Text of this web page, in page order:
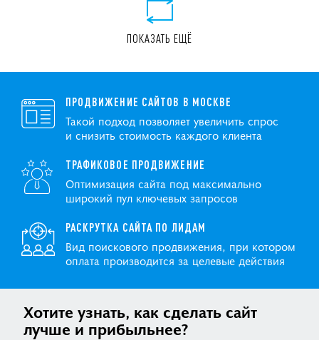
ПОКАЗАТЬ ЕЩЁ
ПРОДВИЖЕНИЕ САЙТОВ В МОСКВЕ
Такой подход позволяет увеличить спрос
и снизить стоимость каждого клиента
ТРАФИКОВОЕ ПРОДВИЖЕНИЕ
Оптимизация сайта под максимально
широкий пул ключевых запросов
РАСКРУТКА САЙТА ПО ЛИДАМ
Вид поискового продвижения, при котором
оплата производится за целевые действия
Хотите узнать, как сделать сайт
лучше и прибыльнее?